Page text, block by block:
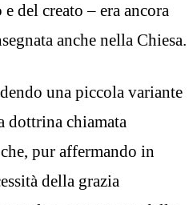
del creato – era ancora
anche nella Chiesa.
una piccola variante
dottrina chiamata
pur affermando in
della grazia